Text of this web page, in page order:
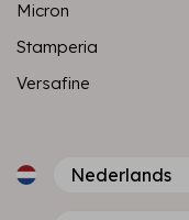
Micron
Stamperia
Versafine